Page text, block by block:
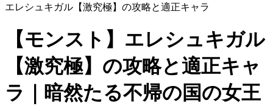
エレシュキガル【激究極】の攻略と適正キャラ
【モンスト】エレシュキガル
【激究極】の攻略と適正キャ
ラ｜暗然たる不帰の国の女王